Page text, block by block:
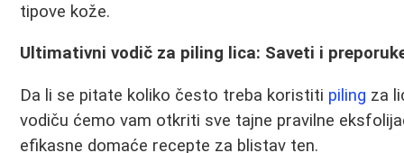
tipove kože.
Ultimativni vodič za piling lica: Saveti i
Da li se pitate koliko često treba koristiti piling za
vodiču ćemo vam otkriti sve tajne pravilne
efikasne domaće recepte za blistav ten.